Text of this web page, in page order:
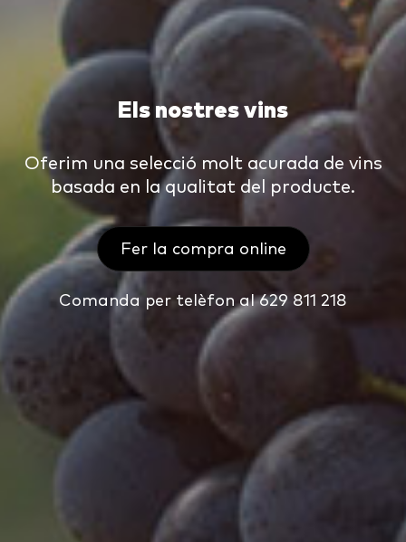
Els nostres vins
Oferim una selecció molt acurada de vins
basada en la qualitat del producte.
Fer la compra online
Comanda per telèfon al 629 811 218